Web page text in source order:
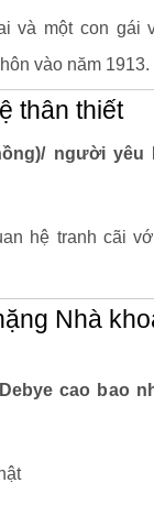
và một con gái
vào năm 1913.
thân thiết
người yêu
hệ tranh cãi
Nhà
cao bao